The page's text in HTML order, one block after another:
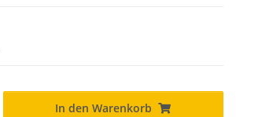
In den Warenkorb